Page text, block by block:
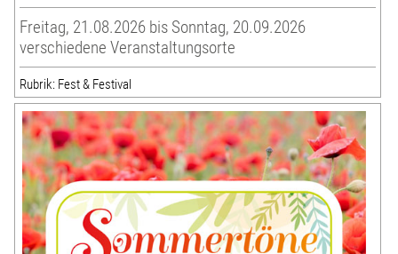
Freitag, 21.08.2026 bis Sonntag, 20.09.2026
verschiedene Veranstaltungsorte
Rubrik: Fest & Festival